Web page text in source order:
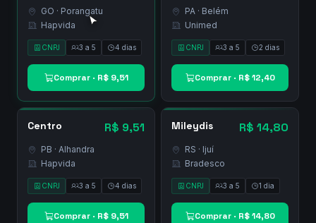
Marketplace de Leads 24 leads disponíveis
Todas operadoras Todas UFs Menor preço
Gilmar R$ 9,51
 Hapvida
 CNPJ  3 a 5
Comprar · R$ 9,51
Josemi R$ 12,40
 Unimed
 CNPJ
Comprar · R$ 12,40